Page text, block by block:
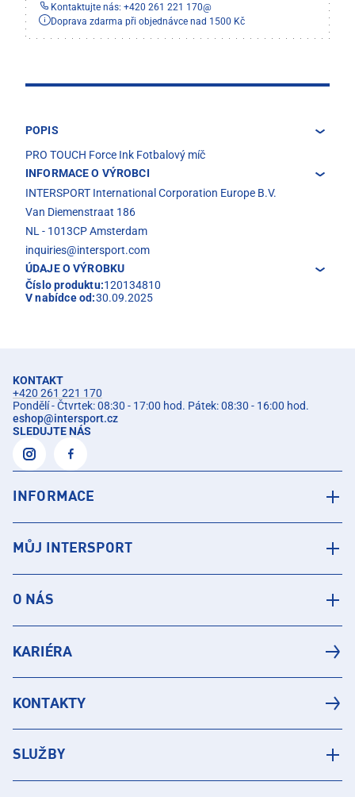
Kontaktujte nás: +420 261 221 170@
Doprava zdarma při objednávce nad 1500 Kč
POPIS
PRO TOUCH Force Ink Fotbalový míč
INFORMACE O VÝROBCI
INTERSPORT International Corporation Europe B.V.
Van Diemenstraat 186
NL - 1013CP Amsterdam
inquiries@intersport.com
ÚDAJE O VÝROBKU
Číslo produktu:120134810
V nabídce od:30.09.2025
KONTAKT
+420 261 221 170
Pondělí - Čtvrtek: 08:30 - 17:00 hod. Pátek: 08:30 - 16:00 hod.
eshop@intersport.cz
SLEDUJTE NÁS
INFORMACE
MŮJ INTERSPORT
O NÁS
KARIÉRA
KONTAKTY
SLUŽBY